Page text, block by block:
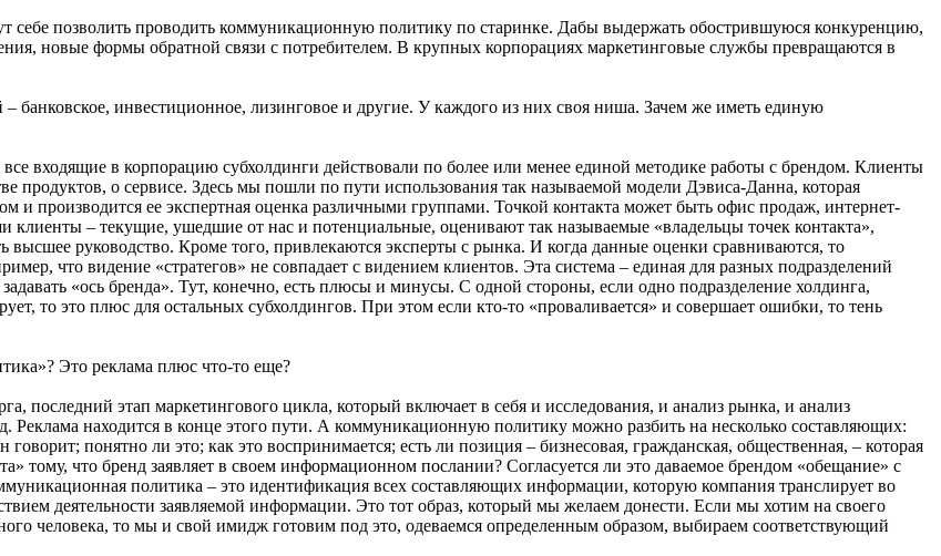
себе позволить проводить коммуникационную политику по старинке. Дабы выдержать обострившуюся конкуренцию,
новые формы обратной связи с потребителем. В крупных корпорациях маркетинговые службы превращаются в
инвестиционное, лизинговое и другие. У каждого из них своя ниша. Зачем же иметь единую
входящие в корпорацию субхолдинги действовали по более или менее единой методике работы с брендом. Клиенты
продуктов, о сервисе. Здесь мы пошли по пути использования так называемой модели Дэвиса-Данна, которая
и производится ее экспертная оценка различными группами. Точкой контакта может быть офис продаж, интернет-
клиенты – текущие, ушедшие от нас и потенциальные, оценивают так называемые «владельцы точек контакта»,
руководство. Кроме того, привлекаются эксперты с рынка. И когда данные оценки сравниваются, то
что видение «стратегов» не совпадает с видением клиентов. Эта система – единая для разных подразделений
«ось бренда». Тут, конечно, есть плюсы и минусы. С одной стороны, если одно подразделение холдинга,
то это плюс для остальных субхолдингов. При этом если кто-то «проваливается» и совершает ошибки, то тень
Это реклама плюс что-то еще?
последний этап маркетингового цикла, который включает в себя и исследования, и анализ рынка, и анализ
Реклама находится в конце этого пути. А коммуникационную политику можно разбить на несколько составляющих:
понятно ли это; как это воспринимается; есть ли позиция – бизнесовая, гражданская, общественная, – которая
тому, что бренд заявляет в своем информационном послании? Согласуется ли это даваемое брендом «обещание» с
политика – это идентификация всех составляющих информации, которую компания транслирует во
деятельности заявляемой информации. Это тот образ, который мы желаем донести. Если мы хотим на своего
человека, то мы и свой имидж готовим под это, одеваемся определенным образом, выбираем соответствующий